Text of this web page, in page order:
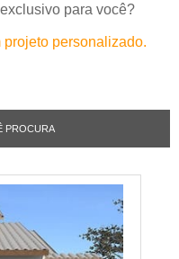
para você?
personalizado.
PROCURA